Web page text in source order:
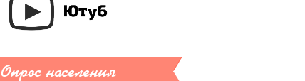
Опрос населения